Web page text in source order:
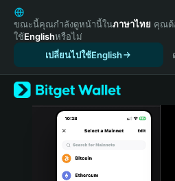
English
日本語
Tiếng Việt
Español (Latinoamérica)
Türkçe
Italiano
ขณะนี้คุณกำลังดูหน้านี้ในภาษาไทย คุณต้
ใช้Englishหรือไม่
เปลี่ยนไปใช้English